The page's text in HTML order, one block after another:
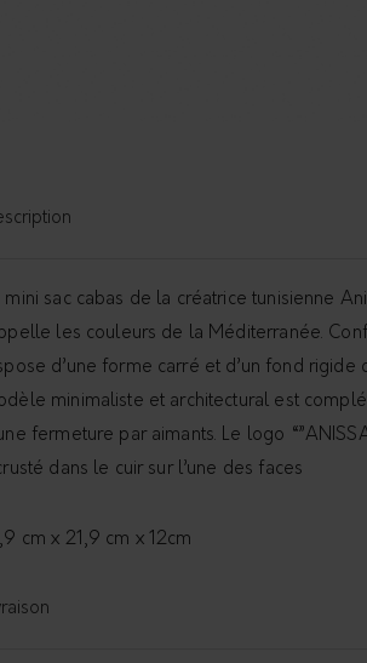
mini sac cabas de la créatrice tunisienne
les couleurs de la Méditerranée.
d’une forme carré et d’un fond rigide
minimaliste et architectural est
fermeture par aimants. Le logo
dans le cuir sur l’une des faces
cm x 21,9 cm x 12cm